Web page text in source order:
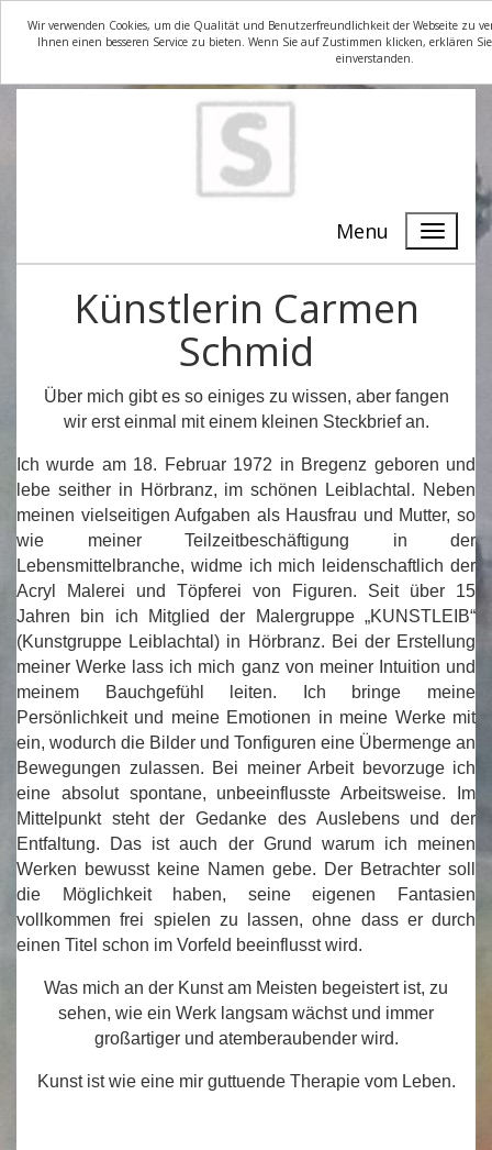
Wir verwenden Cookies, um die Qualität und Benutzerfreundlichkeit der Webseite zu
Ihnen einen besseren Service zu bieten. Wenn Sie auf Zustimmen klicken, erklären
einverstanden.
Menu
Künstlerin Carmen
Schmid
Über mich gibt es so einiges zu wissen, aber fangen
wir erst einmal mit einem kleinen Steckbrief an.
Ich wurde am 18. Februar 1972 in Bregenz geboren und
lebe seither in Hörbranz, im schönen Leiblachtal. Neben
meinen vielseitigen Aufgaben als Hausfrau und Mutter, so
wie meiner Teilzeitbeschäftigung in der
Lebensmittelbranche, widme ich mich leidenschaftlich der
Acryl Malerei und Töpferei von Figuren. Seit über 15
Jahren bin ich Mitglied der Malergruppe „KUNSTLEIB“
(Kunstgruppe Leiblachtal) in Hörbranz. Bei der Erstellung
meiner Werke lass ich mich ganz von meiner Intuition und
meinem Bauchgefühl leiten. Ich bringe meine
Persönlichkeit und meine Emotionen in meine Werke mit
ein, wodurch die Bilder und Tonfiguren eine Übermenge an
Bewegungen zulassen. Bei meiner Arbeit bevorzuge ich
eine absolut spontane, unbeeinflusste Arbeitsweise. Im
Mittelpunkt steht der Gedanke des Auslebens und der
Entfaltung. Das ist auch der Grund warum ich meinen
Werken bewusst keine Namen gebe. Der Betrachter soll
die Möglichkeit haben, seine eigenen Fantasien
vollkommen frei spielen zu lassen, ohne dass er durch
einen Titel schon im Vorfeld beeinflusst wird.
Was mich an der Kunst am Meisten begeistert ist, zu
sehen, wie ein Werk langsam wächst und immer
großartiger und atemberaubender wird.
Kunst ist wie eine mir guttuende Therapie vom Leben.